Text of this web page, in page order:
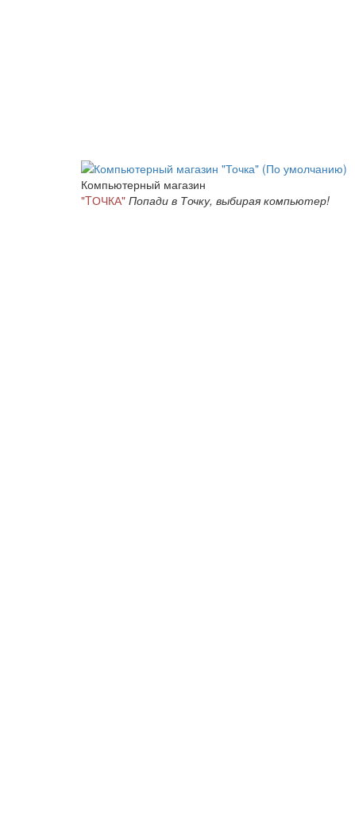
Компьютерный магазин
"TОЧКА" Попади в Точку, выбирая компьютер!